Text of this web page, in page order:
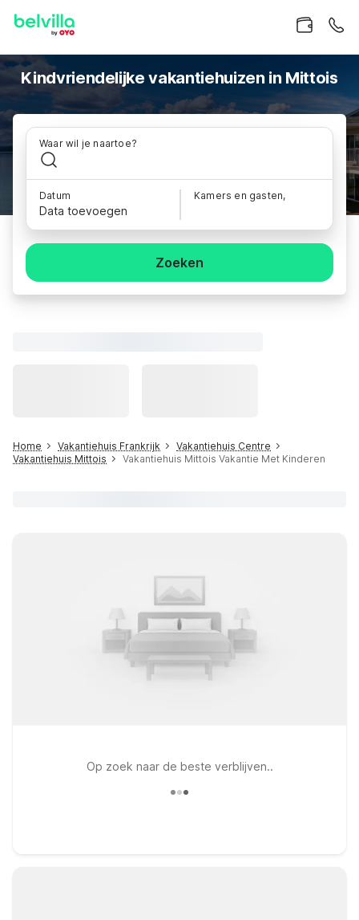
Kindvriendelijke vakantiehuizen in Mittois
Waar wil je naartoe?
Datum
Data toevoegen
Kamers en gasten,
Zoeken
Home Vakantiehuis Frankrijk
Vakantiehuis Centre
Vakantiehuis Mittois
Vakantiehuis Mittois Vakantie Met Kinderen
Op zoek naar de beste verblijven..